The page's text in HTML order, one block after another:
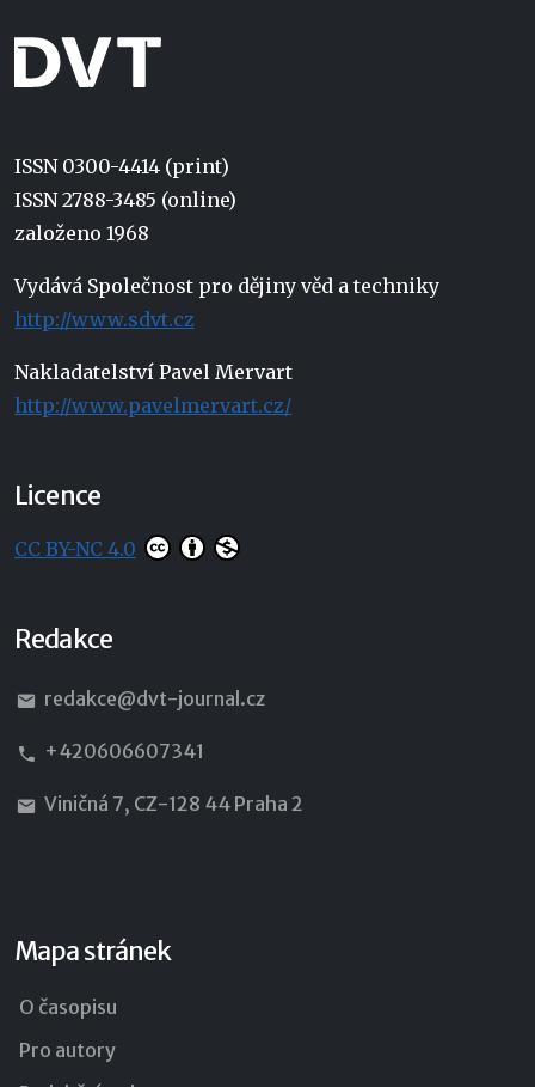
ISSN 0300-4414 (print)
ISSN 2788-3485 (online)
založeno 1968
Vydává Společnost pro dějiny věd a techniky
http://www.sdvt.cz
Nakladatelství Pavel Mervart
http://www.pavelmervart.cz/
Licence
CC BY-NC 4.0
Redakce
redakce@dvt-journal.cz
+420606607341
Viničná 7, CZ-128 44 Praha 2
Mapa stránek
O časopisu
Pro autory